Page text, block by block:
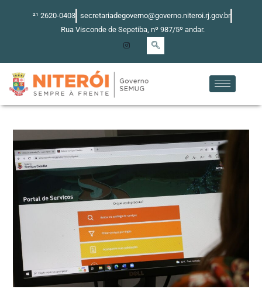
²¹ 2620-0403 secretariadegoverno@governo.niteroi.rj.gov.br
Rua Visconde de Sepetiba, nº 987/5º andar.